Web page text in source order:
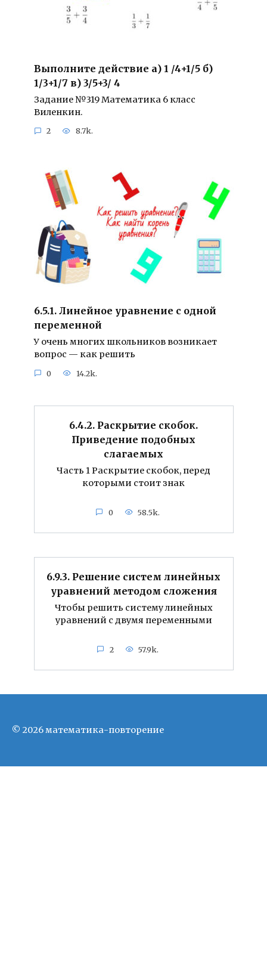
Выполните действие а) 1 /4+1/5 б)
1/3+1/7 в) 3/5+3/ 4
Задание №319 Математика 6 класс
Виленкин.
2 8.7k.
6.5.1. Линейное уравнение с одной
переменной
У очень многих школьников возникает
вопрос — как решить
0 14.2k.
6.4.2. Раскрытие скобок.
Приведение подобных
слагаемых
Часть 1 Раскрытие скобок, перед
которыми стоит знак
0 58.5k.
6.9.3. Решение систем линейных
уравнений методом сложения
Чтобы решить систему линейных
уравнений с двумя переменными
2 57.9k.
© 2026 математика-повторение